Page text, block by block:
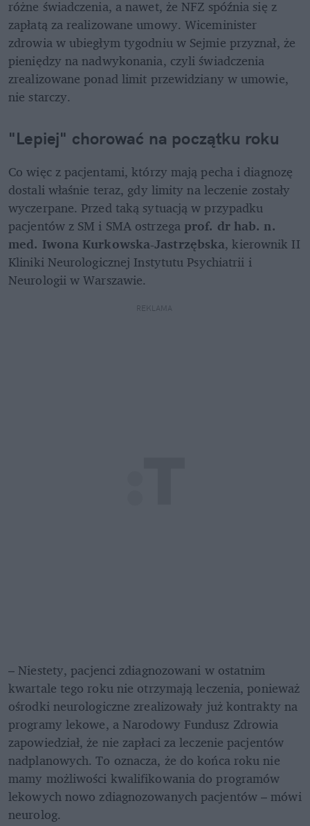
różne świadczenia, a nawet, że NFZ spóźnia się z
zapłatą za realizowane umowy. Wiceminister
zdrowia w ubiegłym tygodniu w Sejmie przyznał, że
pieniędzy na nadwykonania, czyli świadczenia
zrealizowane ponad limit przewidziany w umowie,
nie starczy.
"Lepiej" chorować na początku roku
Co więc z pacjentami, którzy mają pecha i diagnozę
dostali właśnie teraz, gdy limity na leczenie zostały
wyczerpane. Przed taką sytuacją w przypadku
pacjentów z SM i SMA ostrzega prof. dr hab. n.
med. Iwona Kurkowska-Jastrzębska, kierownik II
Kliniki Neurologicznej Instytutu Psychiatrii i
Neurologii w Warszawie.
REKLAMA
–Niestety, pacjenci zdiagnozowani w ostatnim
kwartale tego roku nie otrzymają leczenia, ponieważ
ośrodki neurologiczne zrealizowały już kontrakty na
programy lekowe, a Narodowy Fundusz Zdrowia
zapowiedział, że nie zapłaci za leczenie pacjentów
nadplanowych. To oznacza, że do końca roku nie
mamy możliwości kwalifikowania do programów
lekowych nowo zdiagnozowanych pacjentów – mówi
neurolog.